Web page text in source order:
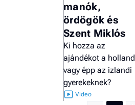
manók,
ördögök és
Szent Miklós
Ki hozza az
ajándékot a holland
vagy épp az izlandi
gyerekeknek?